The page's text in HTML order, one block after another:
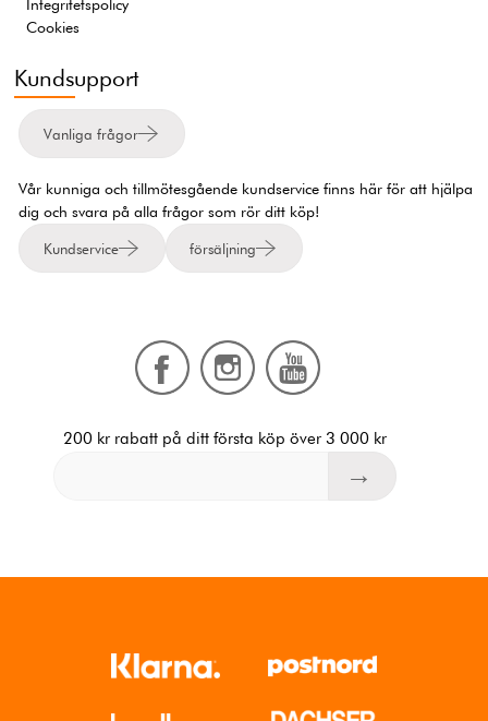
Integritetspolicy
Cookies
Kundsupport
Vanliga frågor
Vår kunniga och tillmötesgående kundservice finns här för att hjälpa
dig och svara på alla frågor som rör ditt köp!
Kundservice försäljning
200 kr rabatt på ditt första köp över 3 000 kr